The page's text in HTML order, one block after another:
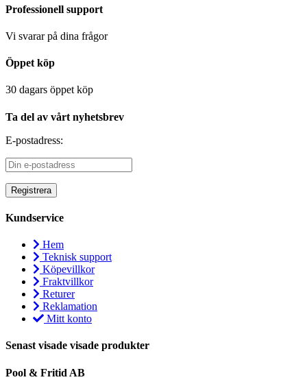
Professionell support
Vi svarar på dina frågor
Öppet köp
30 dagars öppet köp
Ta del av vårt nyhetsbrev
E-postadress:
Kundservice
Hem
Teknisk support
Köpevillkor
Fraktvillkor
Returer
Reklamation
Mitt konto
Senast visade visade produkter
Pool & Fritid AB